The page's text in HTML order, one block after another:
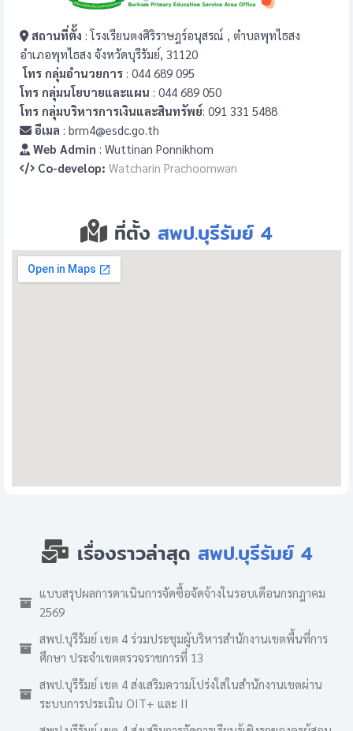
สถานที่ตั้ง : โรงเรียนตงศิริราษฎร์อนุสรณ์ , ตำบลพุทไธสง
อำเภอพุทไธสง จังหวัดบุรีรัมย์, 31120
โทร กลุ่มอำนวยการ : 044 689 095
โทร กลุ่มนโยบายและแผน : 044 689 050
โทร กลุ่มบริหารการเงินและสินทรัพย์: 091 331 5488
อีเมล : brm4@esdc.go.th
Web Admin : Wuttinan Ponnikhom
Co-develop: Watcharin Prachoomwan
ที่ตั้ง สพป.บุรีรัมย์ 4
เรื่องราวล่าสุด สพป.บุรีรัมย์ 4
แบบสรุปผลการดาเนินการจัดซื้อจัดจ้างในรอบเดือนกรกฎาคม
2569
สพป.บุรีรัมย์ เขต 4 ร่วมประชุมผู้บริหารสำนักงานเขตพื้นที่การ
ศึกษา ประจำเขตตรวจราชการที่ 13
สพป.บุรีรัมย์ เขต 4 ส่งเสริมความโปร่งใสในสำนักงานเขตผ่าน
ระบบการประเมิน OIT+ และ II